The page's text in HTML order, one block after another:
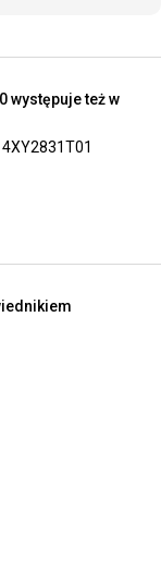
występuje też w
4XY2831T01